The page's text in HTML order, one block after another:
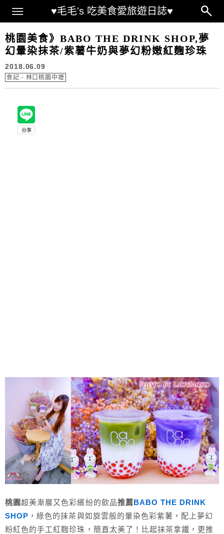
♥毛毛's 吃美食愛旅遊日誌♥
Main Menu
桃園美食》BABO THE DRINK SHOP,夢
幻暈染抹茶/紫薯牛奶與夢幻粉嫩紅麴珍珠
2018.06.09
食記 - 林口桃園中壢
桃園超美漸層又色彩繽紛的飲品推薦BABO THE DRINK
SHOP ，綠色的抹茶與如旋雲般的暈染色彩紫薯，配上夢幻
粉紅色的手工紅麴珍珠，簡直太美了！比起抹茶拿鐵，更推